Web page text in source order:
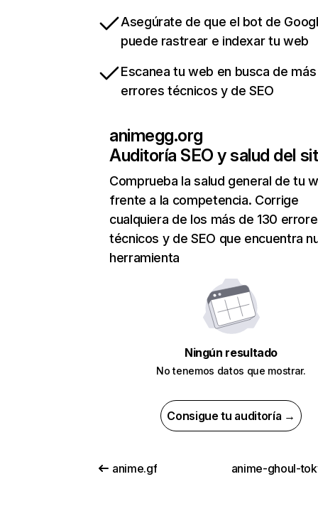
Asegúrate de que el bot de
puede rastrear e indexar tu web
Escanea tu web en busca de
errores técnicos y de SEO
animegg.org
Auditoría SEO y salud del
Comprueba la salud general de tu
frente a la competencia. Corrige
cualquiera de los más de 130
técnicos y de SEO que encuentra
herramienta
Ningún resultado
No tenemos datos que mostrar.
Consigue tu auditoría →
anime.gf